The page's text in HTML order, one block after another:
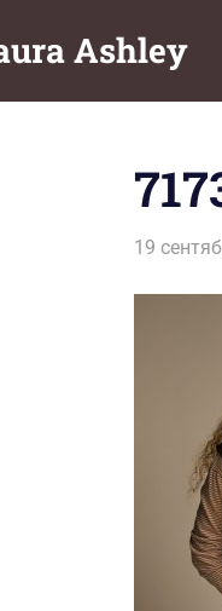
Ashley
19